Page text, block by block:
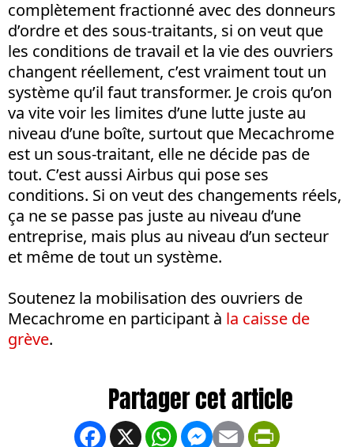
complètement fractionné avec des donneurs
d’ordre et des sous-traitants, si on veut que
les conditions de travail et la vie des ouvriers
changent réellement, c’est vraiment tout un
système qu’il faut transformer. Je crois qu’on
va vite voir les limites d’une lutte juste au
niveau d’une boîte, surtout que Mecachrome
est un sous-traitant, elle ne décide pas de
tout. C’est aussi Airbus qui pose ses
conditions. Si on veut des changements réels,
ça ne se passe pas juste au niveau d’une
entreprise, mais plus au niveau d’un secteur
et même de tout un système.
Soutenez la mobilisation des ouvriers de
Mecachrome en participant à la caisse de
grève.
Facebook
X WhatsApp
Messenger
Email